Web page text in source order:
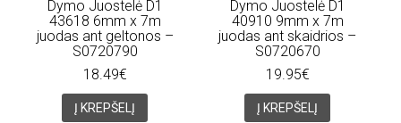
Dymo Juostelė D1
43618 6mm x 7m
juodas ant geltonos –
S0720790
18.49€
Į KREPŠELĮ
Dymo Juostelė D1
40910 9mm x 7m
juodas ant skaidrios –
S0720670
19.95€
Į KREPŠELĮ